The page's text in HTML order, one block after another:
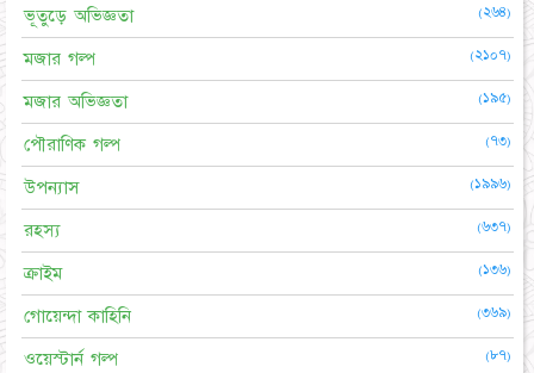
ভূতুড়ে অভিজ্ঞতা (২৬৪)
মজার গল্প (২১০৭)
মজার অভিজ্ঞতা (১৯৫)
পৌরাণিক গল্প (৭৩)
উপন্যাস (১৯৯৬)
রহস্য (৬৩৭)
ক্রাইম (১৩৬)
গোয়েন্দা কাহিনি (৩৬৯)
ওয়েস্টার্ন গল্প (৮৭)